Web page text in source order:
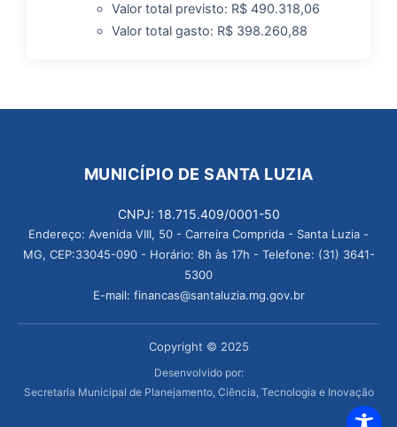
Valor total previsto: R$ 490.318,06
Valor total gasto: R$ 398.260,88
MUNICÍPIO DE SANTA LUZIA
CNPJ: 18.715.409/0001-50
Endereço: Avenida VIII, 50 - Carreira Comprida - Santa Luzia -
MG, CEP:33045-090 - Horário: 8h às 17h - Telefone: (31) 3641-
5300
E-mail: financas@santaluzia.mg.gov.br
Copyright © 2025
Desenvolvido por:
Secretaria Municipal de Planejamento, Ciência, Tecnologia e Inovação